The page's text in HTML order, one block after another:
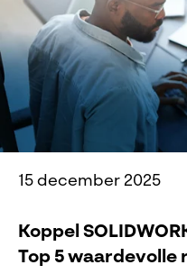
15 december 2025
Koppel
Top 5 waardevolle